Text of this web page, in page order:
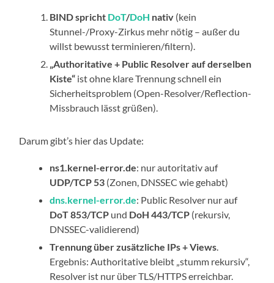
BIND spricht DoT/DoH nativ (kein
Stunnel-/Proxy-Zirkus mehr nötig – außer du
willst bewusst terminieren/filtern).
„Authoritative + Public Resolver auf derselben
Kiste“ ist ohne klare Trennung schnell ein
Sicherheitsproblem (Open-Resolver/Reflection-
Missbrauch lässt grüßen).
Darum gibt’s hier das Update:
ns1.kernel-error.de: nur autoritativ auf
UDP/TCP 53 (Zonen, DNSSEC wie gehabt)
dns.kernel-error.de: Public Resolver nur auf
DoT 853/TCP und DoH 443/TCP (rekursiv,
DNSSEC-validierend)
Trennung über zusätzliche IPs + Views.
Ergebnis: Authoritative bleibt „stumm rekursiv“,
Resolver ist nur über TLS/HTTPS erreichbar.